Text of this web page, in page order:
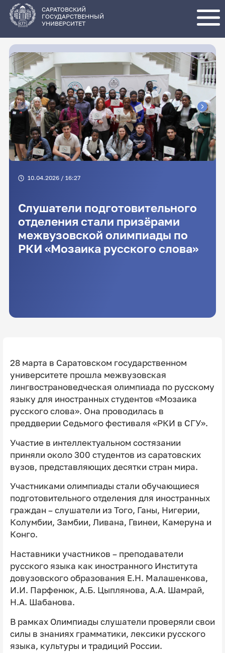
основному
содержанию
САРАТОВСКИЙ
ГОСУДАРСТВЕННЫЙ
УНИВЕРСИТЕТ
10.04.2026 / 16:27
Слушатели подготовительного
отделения стали призёрами
межвузовской олимпиады по
РКИ «Мозаика русского слова»
28 марта в Саратовском государственном
университете прошла межвузовская
лингвострановедческая олимпиада по русскому
языку для иностранных студентов «Мозаика
русского слова». Она проводилась в
преддверии Седьмого фестиваля «РКИ в СГУ».
Участие в интеллектуальном состязании
приняли около 300 студентов из саратовских
вузов, представляющих десятки стран мира.
Участниками олимпиады стали обучающиеся
подготовительного отделения для иностранных
граждан – слушатели из Того, Ганы, Нигерии,
Колумбии, Замбии, Ливана, Гвинеи, Камеруна и
Конго.
Наставники участников – преподаватели
русского языка как иностранного Института
довузовского образования Е.Н. Малашенкова,
И.И. Парфенюк, А.Б. Цыплянова, А.А. Шамрай,
Н.А. Шабанова.
В рамках Олимпиады слушатели проверяли свои
силы в знаниях грамматики, лексики русского
языка, культуры и традиций России.